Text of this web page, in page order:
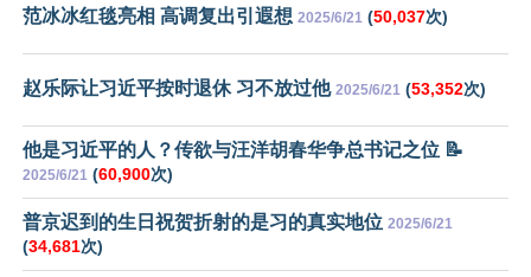
范冰冰红毯亮相 高调复出引遐想 2025/6/21 (50,037次)
赵乐际让习近平按时退休 习不放过他 2025/6/21 (53,352次)
他是习近平的人？传欲与汪洋胡春华争总书记之位 📝
2025/6/21 (60,900次)
普京迟到的生日祝贺折射的是习的真实地位 2025/6/21
(34,681次)